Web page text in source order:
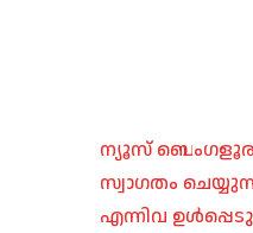
ന്യൂസ് ബെംഗളൂരു
സ്വാഗതം
എന്നിവ